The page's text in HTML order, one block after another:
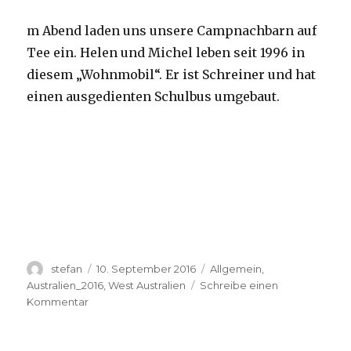
m Abend laden uns unsere Campnachbarn auf
Tee ein. Helen und Michel leben seit 1996 in
diesem „Wohnmobil“. Er ist Schreiner und hat
einen ausgedienten Schulbus umgebaut.
Autor
stefan
Veröffentlicht
am
10. September 2016 Kategorien
Allgemein
Australien_2016 ,West Australien
Schreibe einen
Kommentarzu